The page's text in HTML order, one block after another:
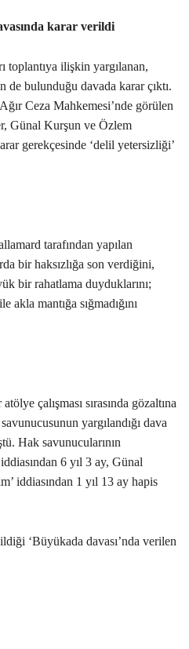
karar verildi
toplantıya ilişkin yargılanan,
de bulunduğu davada karar çıktı.
Ceza Mahkemesi’nde görülen
Günal Kurşun ve Özlem
gerekçesinde ‘delil yetersizliği’
tarafından yapılan
bir haksızlığa son verdiğini,
bir rahatlama duyduklarını;
mantığa sığmadığını
çalışması sırasında gözaltına
yargılandığı dava
Hak savunucularının
6 yıl 3 ay, Günal
iddiasından 1 yıl 13 ay hapis
‘Büyükada davası’nda verilen